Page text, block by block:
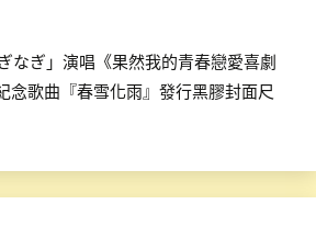
なぎ」演唱《果然我的青春戀愛喜劇
念歌曲『春雪化雨』發行黑膠封面尺